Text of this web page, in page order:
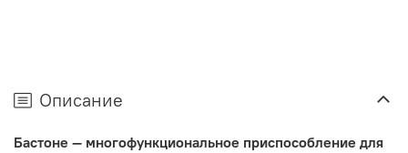
Описание
Бастоне — многофункциональное приспособление для